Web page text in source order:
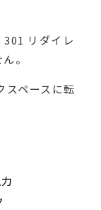
リダイレ
。
スペースに転